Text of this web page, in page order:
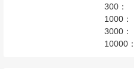
300：
1000：
3000：
10000